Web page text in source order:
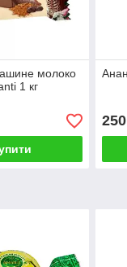
молоко
1 кг
250